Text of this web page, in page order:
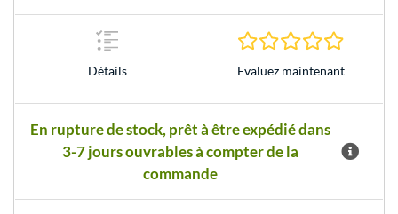
Détails Evaluez maintenant
En rupture de stock, prêt à être expédié dans
3-7 jours ouvrables à compter de la
commande